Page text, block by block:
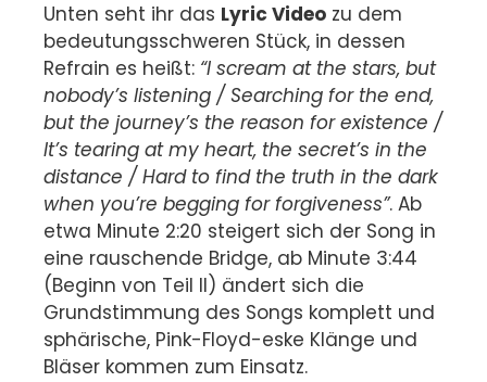
Unten seht ihr das Lyric Video zu dem
bedeutungsschweren Stück, in dessen
Refrain es heißt: “I scream at the stars, but
nobody’s listening / Searching for the end,
but the journey’s the reason for existence /
It’s tearing at my heart, the secret’s in the
distance / Hard to find the truth in the dark
when you’re begging for forgiveness”. Ab
etwa Minute 2:20 steigert sich der Song in
eine rauschende Bridge, ab Minute 3:44
(Beginn von Teil II) ändert sich die
Grundstimmung des Songs komplett und
sphärische, Pink-Floyd-eske Klänge und
Bläser kommen zum Einsatz.